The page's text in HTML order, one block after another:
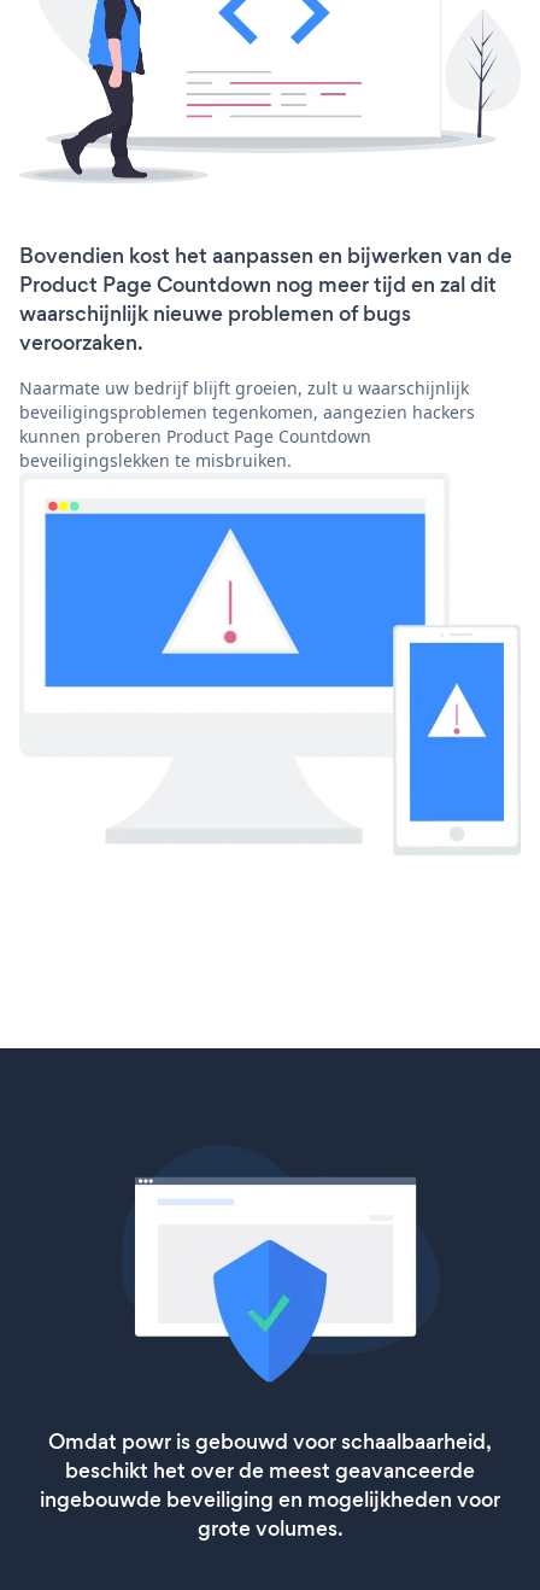
Bovendien kost het aanpassen en bijwerken van de
Product Page Countdown nog meer tijd en zal dit
waarschijnlijk nieuwe problemen of bugs
veroorzaken.
Naarmate uw bedrijf blijft groeien, zult u waarschijnlijk
beveiligingsproblemen tegenkomen, aangezien hackers
kunnen proberen Product Page Countdown
beveiligingslekken te misbruiken.
Omdat powr is gebouwd voor schaalbaarheid,
beschikt het over de meest geavanceerde
ingebouwde beveiliging en mogelijkheden voor
grote volumes.